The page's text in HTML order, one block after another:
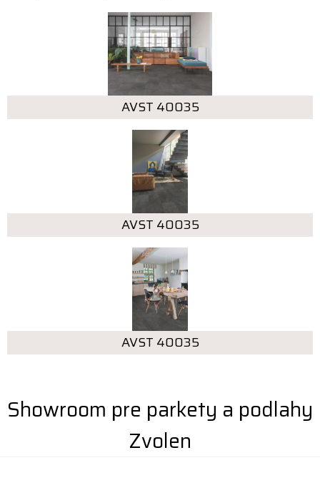
AVST 40035
AVST 40035
AVST 40035
Showroom pre parkety a podlahy
Zvolen